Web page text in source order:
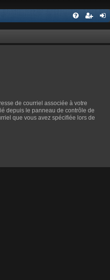
de courriel associée à votre
depuis le panneau de contrôle de
que vous avez spécifiée lors de